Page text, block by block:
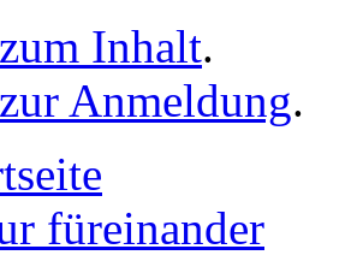
Inhalt.
Anmeldung.
füreinander